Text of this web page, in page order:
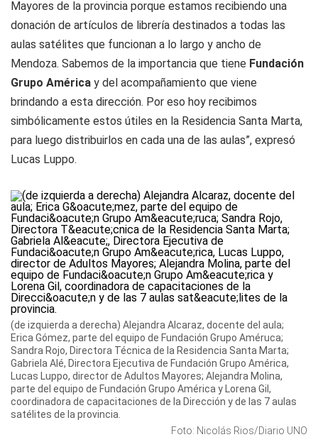
Mayores de la provincia porque estamos recibiendo una
donación de artículos de librería destinados a todas las
aulas satélites que funcionan a lo largo y ancho de
Mendoza. Sabemos de la importancia que tiene Fundación
Grupo América y del acompañamiento que viene
brindando a esta dirección. Por eso hoy recibimos
simbólicamente estos útiles en la Residencia Santa Marta,
para luego distribuirlos en cada una de las aulas”, expresó
Lucas Luppo.
(de izquierda a derecha) Alejandra Alcaraz, docente del aula;
Erica Gómez, parte del equipo de Fundación Grupo Améruca;
Sandra Rojo, Directora Técnica de la Residencia Santa Marta;
Gabriela Alé, Directora Ejecutiva de Fundación Grupo América,
Lucas Luppo, director de Adultos Mayores; Alejandra Molina,
parte del equipo de Fundación Grupo América y Lorena Gil,
coordinadora de capacitaciones de la Dirección y de las 7 aulas
satélites de la provincia.
Foto: Nicolás Rios/Diario UNO